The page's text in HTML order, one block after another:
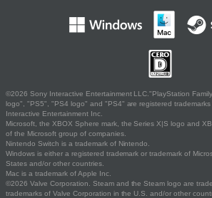
©2026 Sony Interactive Entertainment LLC."PlayStation
logo", "PS5", "PS4 logo" and "PS4" are registered
Interactive Entertainment Inc.
Microsoft, the XBOX Sphere mark, the Series X|S logo and
of the Microsoft group of companies.
Nintendo Switch is a trademark of Nintendo.
Windows is either a registered trademark or trademark of
States and/or other countries.
Mac is a trademark of Apple Inc.
©2026 Valve Corporation. Steam and the Steam logo are
trademarks of Valve Corporation in the U.S. and/or other